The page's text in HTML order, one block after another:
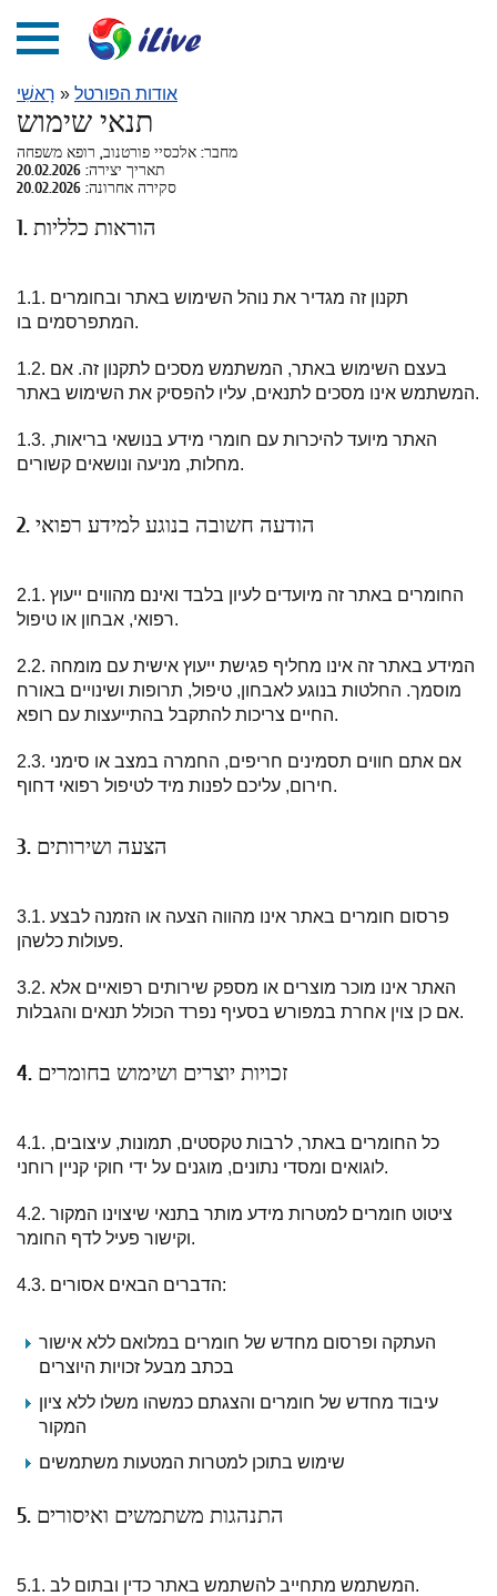
רָאשִׁי » אודות הפורטל
תנאי שימוש
מחבר: אלכסיי פורטנוב, רופא משפחה
תאריך יצירה: 20.02.2026
סקירה אחרונה: 20.02.2026
1. הוראות כלליות
1.1. תקנון זה מגדיר את נוהל השימוש באתר ובחומרים
המתפרסמים בו.
1.2. בעצם השימוש באתר, המשתמש מסכים לתקנון זה. אם
המשתמש אינו מסכים לתנאים, עליו להפסיק את השימוש באתר.
1.3. האתר מיועד להיכרות עם חומרי מידע בנושאי בריאות,
מחלות, מניעה ונושאים קשורים.
2. הודעה חשובה בנוגע למידע רפואי
2.1. החומרים באתר זה מיועדים לעיון בלבד ואינם מהווים ייעוץ
רפואי, אבחון או טיפול.
2.2. המידע באתר זה אינו מחליף פגישת ייעוץ אישית עם מומחה
מוסמך. החלטות בנוגע לאבחון, טיפול, תרופות ושינויים באורח
החיים צריכות להתקבל בהתייעצות עם רופא.
2.3. אם אתם חווים תסמינים חריפים, החמרה במצב או סימני
חירום, עליכם לפנות מיד לטיפול רפואי דחוף.
3. הצעה ושירותים
3.1. פרסום חומרים באתר אינו מהווה הצעה או הזמנה לבצע
פעולות כלשהן.
3.2. האתר אינו מוכר מוצרים או מספק שירותים רפואיים אלא
אם כן צוין אחרת במפורש בסעיף נפרד הכולל תנאים והגבלות.
4. זכויות יוצרים ושימוש בחומרים
4.1. כל החומרים באתר, לרבות טקסטים, תמונות, עיצובים,
לוגואים ומסדי נתונים, מוגנים על ידי חוקי קניין רוחני.
4.2. ציטוט חומרים למטרות מידע מותר בתנאי שיצוינו המקור
וקישור פעיל לדף החומר.
4.3. הדברים הבאים אסורים:
העתקה ופרסום מחדש של חומרים במלואם ללא אישור
בכתב מבעל זכויות היוצרים
עיבוד מחדש של חומרים והצגתם כמשהו משלו ללא ציון
המקור
שימוש בתוכן למטרות המטעות משתמשים
5. התנהגות משתמשים ואיסורים
5.1. המשתמש מתחייב להשתמש באתר כדין ובתום לב.